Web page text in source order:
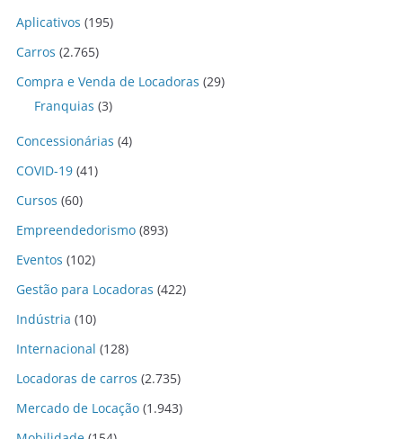
Aplicativos (195)
Carros (2.765)
Compra e Venda de Locadoras (29)
Franquias (3)
Concessionárias (4)
COVID-19 (41)
Cursos (60)
Empreendedorismo (893)
Eventos (102)
Gestão para Locadoras (422)
Indústria (10)
Internacional (128)
Locadoras de carros (2.735)
Mercado de Locação (1.943)